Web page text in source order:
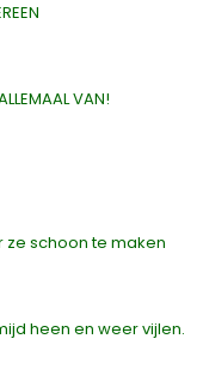
VAN!
ze schoon te maken
heen en weer vijlen.